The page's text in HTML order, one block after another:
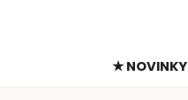
★ NOVINKY